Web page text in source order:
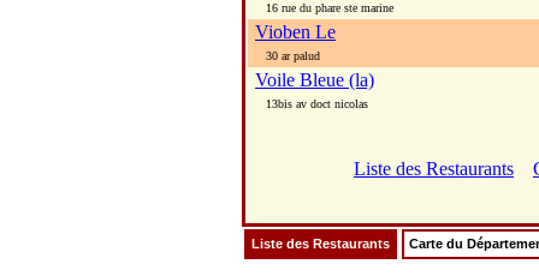
16 rue du phare ste marine
Vioben Le
30 ar palud
Voile Bleue (la)
13bis av doct nicolas
Liste des Restaurants
Liste des Restaurants Carte du